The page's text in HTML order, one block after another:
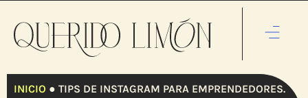
INICIO ● TIPS DE INSTAGRAM PARA EMPRENDEDORES.